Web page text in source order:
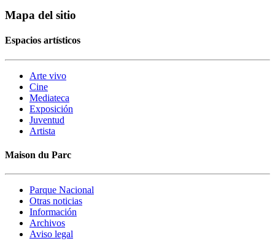
Mapa del sitio
Espacios artísticos
Arte vivo
Cine
Mediateca
Exposición
Juventud
Artista
Maison du Parc
Parque Nacional
Otras noticias
Información
Archivos
Aviso legal